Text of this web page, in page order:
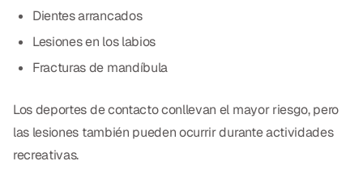
Carillas
TECNOLOGÍA
Impresiones Digitales
Radiografía Digital
Dientes arrancados
Lesiones en los labios
Fracturas de mandíbula
Los deportes de contacto conllevan el mayor riesgo, pero
las lesiones también pueden ocurrir durante actividades
recreativas.